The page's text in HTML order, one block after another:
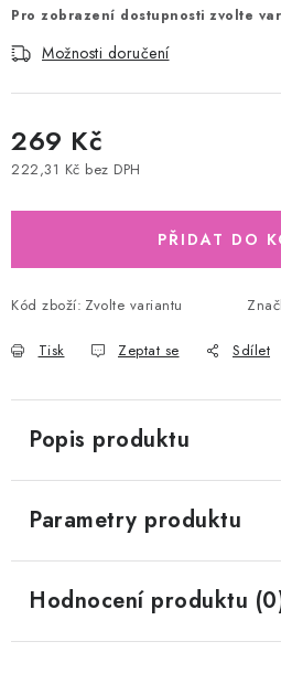
Pro zobrazení dostupnosti zvolte
Možnosti doručení
269 Kč
222,31 Kč bez DPH
PŘIDAT DO
Kód zboží: Zvolte variantu
Tisk Zeptat se Sdílet
Popis produktu
Parametry produktu
Hodnocení produktu